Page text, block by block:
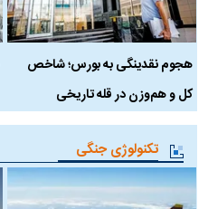
هجوم نقدینگی به بورس؛ شاخص
کل و هم‌وزن در قله تاریخی
تکنولوژی جنگی